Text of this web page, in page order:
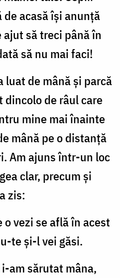
acasă își anunță
ajut să treci până în
să nu mai faci!
de mână și parcă
de râul care
mine mai înainte
mână pe o distanță
Am ajuns într-un loc
clar, precum și
zis:
vezi se află în acest
te și-l vei găsi.
am sărutat mâna,